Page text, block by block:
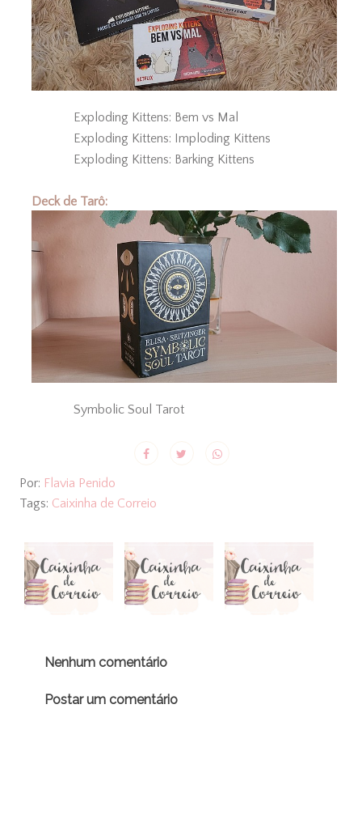
Exploding Kittens: Bem vs Mal
Exploding Kittens: Imploding Kittens
Exploding Kittens: Barking Kittens
Deck de Tarô:
Symbolic Soul Tarot
Por: Flavia Penido
Tags: Caixinha de Correio
Nenhum comentário
Postar um comentário